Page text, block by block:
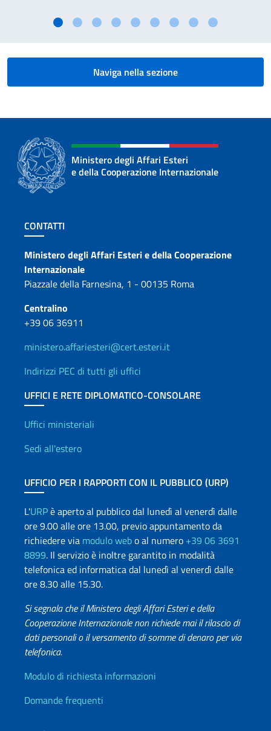
Naviga nella sezione
Ministero degli Affari Esteri
e della Cooperazione Internazionale
Sezione footer
CONTATTI
Contatti
Ministero degli Affari Esteri e della Cooperazione
Internazionale
Piazzale della Farnesina, 1 - 00135 Roma
Centralino
+39 06 36911
ministero.affariesteri@cert.esteri.it
Indirizzi PEC di tutti gli uffici
UFFICI E RETE DIPLOMATICO-CONSOLARE
Uffici e Rete diplomatica
Uffici ministeriali
Sedi all'estero
UFFICIO PER I RAPPORTI CON IL PUBBLICO (URP)
L'URPè aperto al pubblico dal lunedì al venerdì dalle
ore 9.00 alle ore 13.00, previo appuntamento da
richiedere via modulo webo al numero +39 06 3691
8899. Il servizio è inoltre garantito in modalità
telefonica ed informatica dal lunedì al venerdì dalle
ore 8.30 alle 15.30.
Si segnala che il Ministero degli Affari Esteri e della
Cooperazione Internazionale non richiede mai il rilascio di
dati personali o il versamento di somme di denaro per via
telefonica.
Info utili
Modulo di richiesta informazioni
Domande frequenti